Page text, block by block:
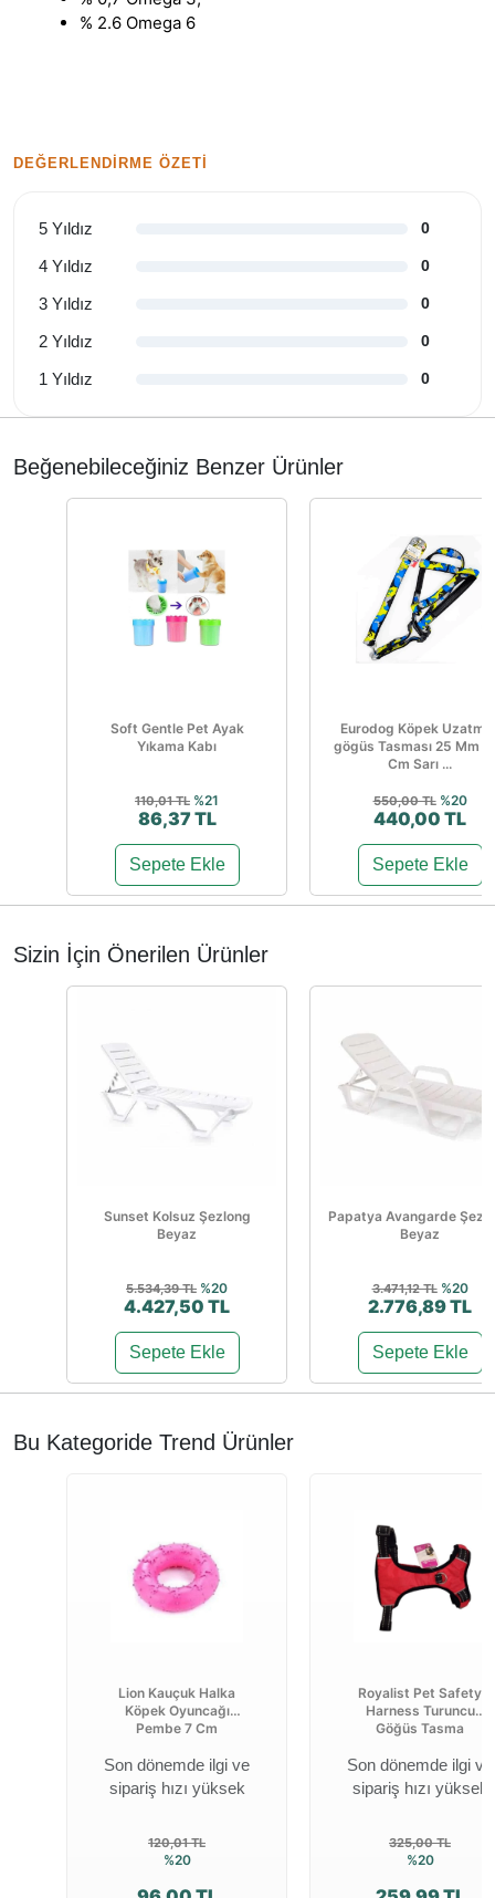
% 2.6 Omega 6
DEĞERLENDIRME ÖZETI
5 Yıldız 0
4 Yıldız 0
3 Yıldız 0
2 Yıldız 0
1 Yıldız 0
Beğenebileceğiniz Benzer Ürünler
Soft Gentle Pet Ayak
Yıkama Kabı
110,01 TL %21
86,37 TL
Sepete Ekle
Eurodog Köpek
gögüs Tasması 25 Mm
Cm Sarı ...
550,00 TL %20
440,00 TL
Sepete Ekle
Sizin İçin Önerilen Ürünler
Sunset Kolsuz Şezlong
Beyaz
5.534,39 TL %20
4.427,50 TL
Sepete Ekle
Papatya Avangarde
Beyaz
3.471,12 TL %20
2.776,89 TL
Sepete Ekle
Bu Kategoride Trend Ürünler
Lion Kauçuk Halka
Köpek Oyuncağı
Pembe 7 Cm
Son dönemde ilgi ve
sipariş hızı yüksek
120,01 TL
%20
Royalist Pet Safety
Harness Turuncu
Göğüs Tasma
Son dönemde ilgi ve
sipariş hızı yüksek
325,00 TL
%20